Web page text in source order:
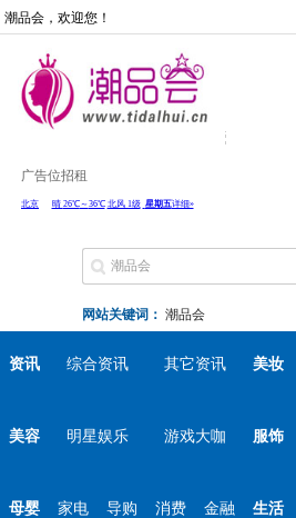
潮品会，欢迎您！
广告位招租
网站关键词： 潮品会
资讯 综合资讯 其它资讯 美妆
美容 明星娱乐 游戏大咖 服饰
母婴 家电 导购 消费 金融 生活